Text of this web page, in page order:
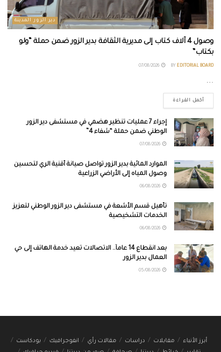
دير الزور المدينة
وصول 4 آلاف كتاب إلى مديرية الثقافة بدير الزور ضمن حملة “ولو
بكتاب”
BY EDITORIAL BOARD
...
أكمل القراءة
إجراء 7 عمليات تنظير هضمي في مستشفى دير الزور
الوطني ضمن حملة “شفاء 4”
الموارد المائية بدير الزور تواصل صيانة أقنية الري لتحسين
وصول المياه إلى الأراضي الزراعية
تأهيل قسم الأشعة في مستشفى دير الزور الوطني لتعزيز
الخدمات التشخيصية
بعد انقطاع 14 عاماً.. الاتصالات تعيد خدمة الهاتف إلى حي
العمال بدير الزور
أبرز الأنباء مقابلات دراسات مقالات رأي انفوجرافيك
بودكاست